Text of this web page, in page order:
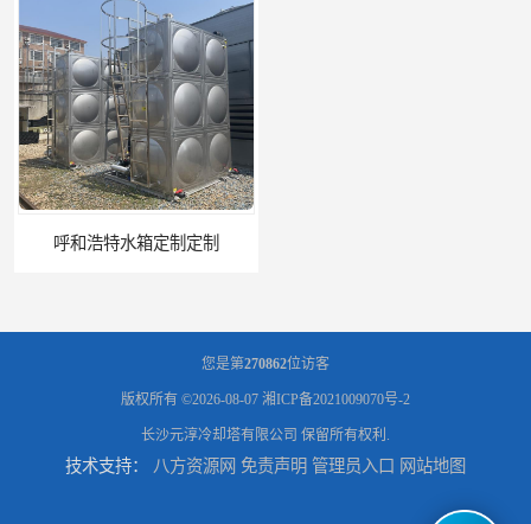
呼和浩特水箱定制定制
您是第270862位访客
版权所有 ©2026-08-07 湘ICP备2021009070号-2
长沙元淳冷却塔有限公司 保留所有权利.
技术支持： 八方资源网 免责声明 管理员入口 网站地图